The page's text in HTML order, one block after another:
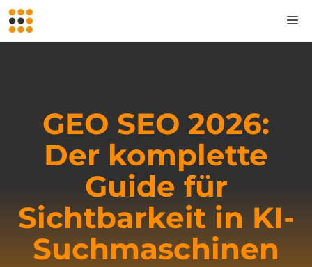
Zum
Inhalt
springen
GEO SEO 2026:
Der komplette
Guide für
Sichtbarkeit in KI-
Suchmaschinen